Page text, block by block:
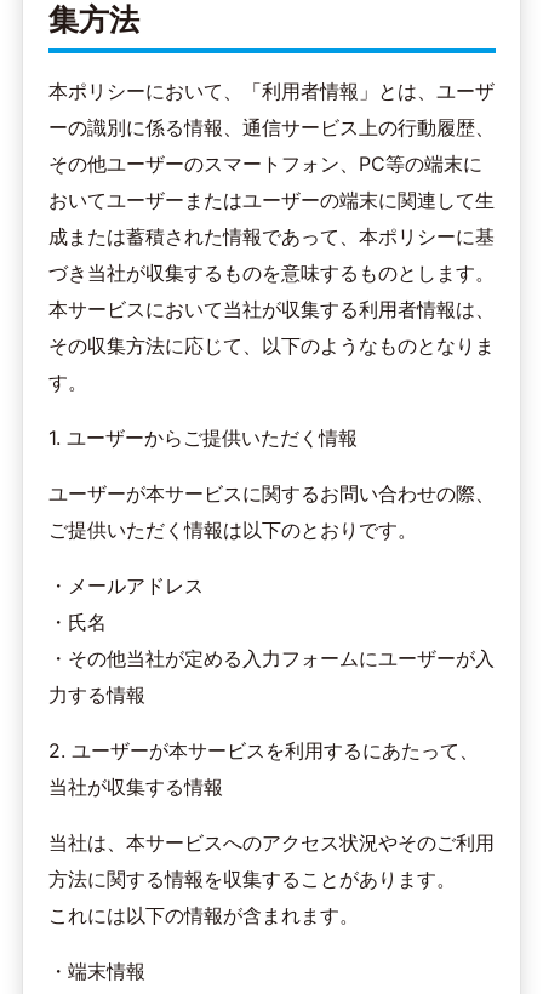
集方法
本ポリシーにおいて、「利用者情報」とは、ユーザ
ーの識別に係る情報、通信サービス上の行動履歴、
その他ユーザーのスマートフォン、PC等の端末に
おいてユーザーまたはユーザーの端末に関連して生
成または蓄積された情報であって、本ポリシーに基
づき当社が収集するものを意味するものとします。
本サービスにおいて当社が収集する利用者情報は、
その収集方法に応じて、以下のようなものとなりま
す。
1. ユーザーからご提供いただく情報
ユーザーが本サービスに関するお問い合わせの際、
ご提供いただく情報は以下のとおりです。
・メールアドレス
・氏名
・その他当社が定める入力フォームにユーザーが入
力する情報
2. ユーザーが本サービスを利用するにあたって、
当社が収集する情報
当社は、本サービスへのアクセス状況やそのご利用
方法に関する情報を収集することがあります。
これには以下の情報が含まれます。
・端末情報